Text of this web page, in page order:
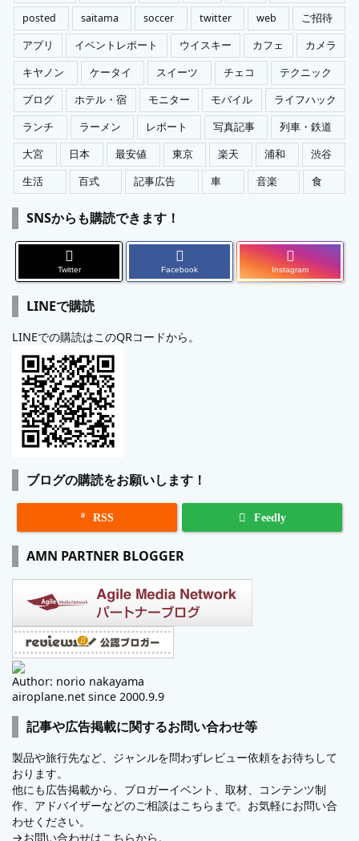
posted
saitama soccer twitter web
ご招待
アプリ
イベントレポート ウイスキー カフェ
カメラ
キヤノン
ケータイ スイーツ チェコ
テクニック
ブログ
ホテル・宿 モニター モバイル
ライフハック
ランチ
ラーメン レポート 写真記事
列車・鉄道
大宮
日本 最安値 東京 楽天 浦和
渋谷
生活
百式 記事広告 車 音楽 食
SNSからも購読できます！
Twitter Facebook Instagram
LINEで購読
LINEでの購読はこのQRコードから。
ブログの購読をお願いします！
 RSS Feedly
AMN PARTNER BLOGGER
Author: norio nakayama
airoplane.net since 2000.9.9
記事や広告掲載に関するお問い合わせ等
製品や旅行先など、ジャンルを問わずレビュー依頼をお待ちして
おります。
他にも広告掲載から、ブロガーイベント、取材、コンテンツ制
作、アドバイザーなどのご相談はこちらまで。お気軽にお問い合
わせください。
→お問い合わせはこちらから。